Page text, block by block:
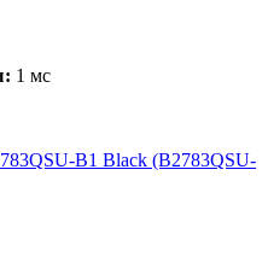
1 мс
B1 Black (B2783QSU-